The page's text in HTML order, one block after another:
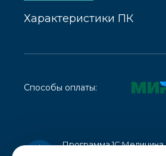
Способы оплаты:
Программа 1С:Медицина.
Характеристики ПК